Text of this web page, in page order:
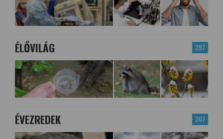
297
ÉLŐVILÁG
207
ÉVEZREDEK